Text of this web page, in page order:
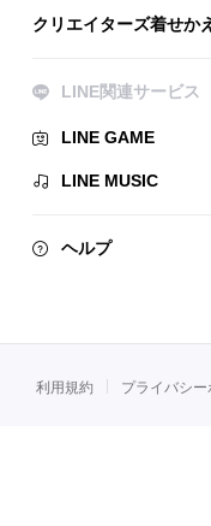
クリエイターズ着せかえ
LINE関連サービス
LINE GAME
LINE MUSIC
ヘルプ
利用規約 プライバシー